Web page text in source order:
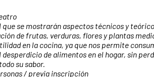
que se mostrarán aspectos técnicos y
de frutas, verduras, flores y plantas
en la cocina, ya que nos permite
desperdicio de alimentos en el hogar, sin
su sabor.
/ previa inscripción